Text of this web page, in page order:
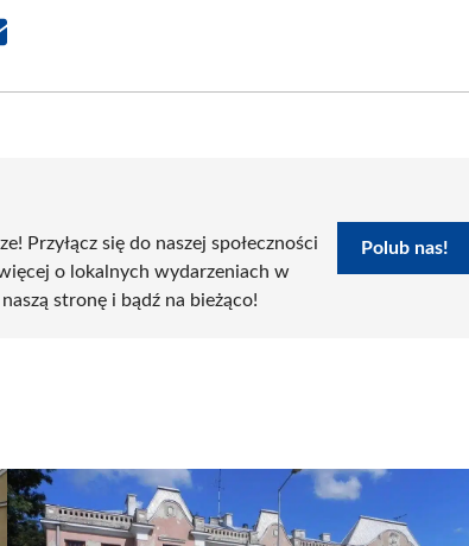
Przyłącz się do naszej społeczności
o lokalnych wydarzeniach w
stronę i bądź na bieżąco!
Polub nas!